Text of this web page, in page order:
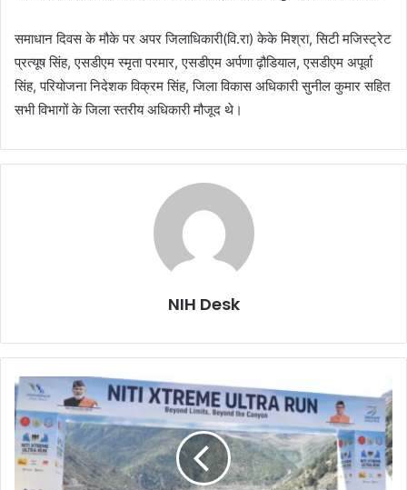
समाधान दिवस के मौके पर अपर जिलाधिकारी(वि.रा) केके मिश्रा, सिटी मजिस्ट्रेट
प्रत्यूष सिंह, एसडीएम स्मृता परमार, एसडीएम अर्पणा ढ़ौडियाल, एसडीएम अपूर्वा
सिंह, परियोजना निदेशक विक्रम सिंह, जिला विकास अधिकारी सुनील कुमार सहित
सभी विभागों के जिला स्तरीय अधिकारी मौजूद थे।
NIH Desk
नीति
घाटी
का
जागरण
सीमांत